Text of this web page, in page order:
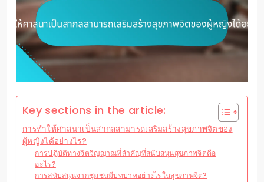
Key sections in the article:
การทำให้ศาสนาเป็นสากลสามารถเสริมสร้างสุขภาพจิตของ
ผู้หญิงได้อย่างไร?
การปฏิบัติทางจิตวิญญาณที่สำคัญที่สนับสนุนสุขภาพจิตคือ
อะไร?
การสนับสนุนจากชุมชนมีบทบาทอย่างไรในสุขภาพจิต?